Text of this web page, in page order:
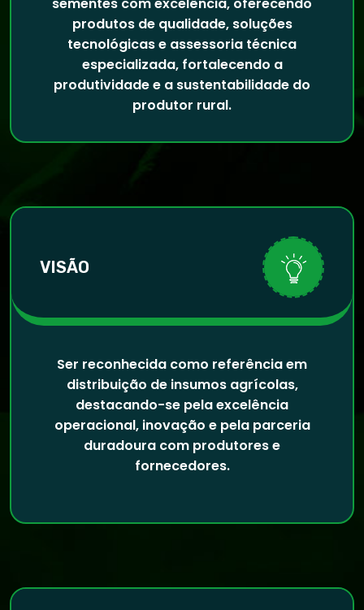
produtos de qualidade, soluções
tecnológicas e assessoria técnica
especializada, fortalecendo a
produtividade e a sustentabilidade do
produtor rural.
VISÃO
Ser reconhecida como referência em
distribuição de insumos agrícolas,
destacando-se pela excelência
operacional, inovação e pela parceria
duradoura com produtores e
fornecedores.